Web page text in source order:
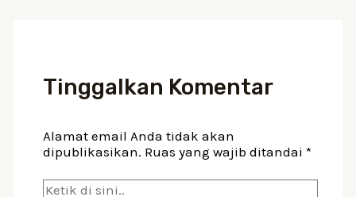
Tinggalkan Komentar
Alamat email Anda tidak akan
dipublikasikan. Ruas yang wajib ditandai *
Ketik